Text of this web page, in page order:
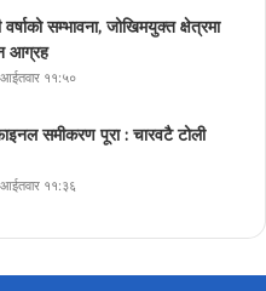
सम्भावना, जोखिमयुक्त क्षेत्रमा
आग्रह
११:५०
समीकरण पूरा : चारवटै टोली
११:३६